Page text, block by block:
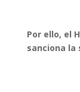
Por ello, el
sanciona la